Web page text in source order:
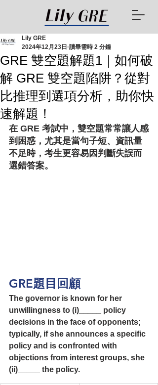
GRE 雙空題解題1｜如何破
解 GRE 雙空題陷阱？從對
比推理到選項分析，助你快
速解題！
Lily GRE
2024年12月23日 讀畢需時 2 分鐘
在 GRE 考試中，雙空題常常讓人感
到困惑，尤其是當句子短、資訊量
不足時，考生更容易因判斷失誤而
選錯答案。
GRE題目回顧
The governor is known for her
unwillingness to (i)_____ policy
decisions in the face of opponents;
typically, if she announces a specific
policy and is confronted with
objections from interest groups, she
(ii)_____ the policy.